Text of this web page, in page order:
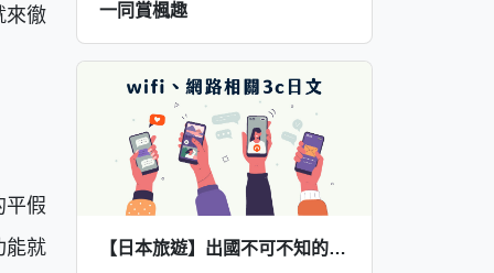
來徹
平假
能就
一同賞楓趣
【日本旅遊】出國不可不知的wifi、網路相關3c日文